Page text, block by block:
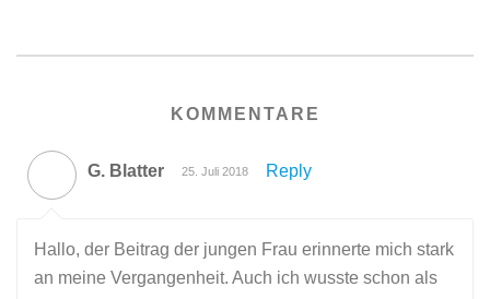
KOMMENTARE
G. Blatter 25. Juli 2018 Reply
Hallo, der Beitrag der jungen Frau erinnerte mich stark
an meine Vergangenheit. Auch ich wusste schon als